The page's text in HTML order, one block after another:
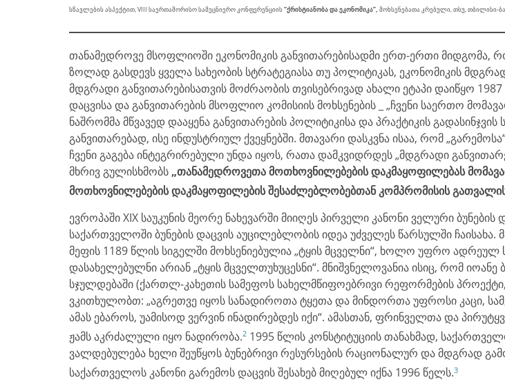
სწავლების ასპექტით, VIII საერთაშორისო სამეცნიერო კონფერენციის“ქრისტიანობა და ეკონომიკა”, მოხსენებათა კრებული, თსუ, თბილისი-
თანამედროვე მსოფლიოში ეკონომიკის განვითარებისადმი ერთ-ერთი მიდგომა,
ზოლად გასდევს ყველა სახეობის სტრატეგიასა თუ პოლიტიკას, ეკონომიკის
მდგრადი განვითარებისათვის მოძრაობის თვისებრივად ახალი ეტაპი დაიწყო
დაცვისა და განვითარების მსოფლიო კომისიის მოხსენების _ „ჩვენი საერთო
ნაშრომმა მწვავედ დააყენა განვითარების პოლიტიკისა და პრაქტიკის
განვითარებად, ისე ინდუსტრიულ ქვეყნებში. მთავარი დასკვნა ისაა, რომ
ჩვენი გაგება ინტეგრირებული უნდა იყოს, რათა დამკვიდრდეს „მდგრადი
მხრივ გულისხმობს „თანამედროვეთა მოთხოვნილებების დაკმაყოფილებას
მოთხოვნილებების დაკმაყოფილების შესაძლებლობებთან კომპრომისის
ევროპაში XIX საუკუნის მეორე ნახევარში მიიღეს პირველი კანონი ველური ბუნების
საქართველოში ბუნების დაცვის აუცილებლობის იდეა უძველეს წარსულში
მეფის 1189 წლის სიგელში მოხსენიებულია „ტყის მცველნი“, ხოლო უფრო ადრეულ
დასახელებულნი არიან „ტყის მცველთუხუცესნი“. მნიშვნელოვანია ისიც, რომ იოანე
სჯულდებაში (ქართლ-კახეთის სამეფოს სახელმწიფოებრივი რეფორმების პროექტი,
ვკითხულობთ: „აგრეთვე იყოს სანადიროთა ტყეთა და მინდორთა უფროსი კაცი,
ამას ებაროს, უამისოდ ვერვინ ინადირებდეს იქი“. ამასთან, ფრინველთა და
ჟამს აკრძალული იყო ნადირობა.2 1995 წლის კონსტიტუციის თანახმად,
ვალდებულება ხელი შეუწყოს ბუნებრივი რესურსების რაციონალურ და მდგრად
საქართველოს კანონი გარემოს დაცვის შესახებ მიღებულ იქნა 1996 წელს.3